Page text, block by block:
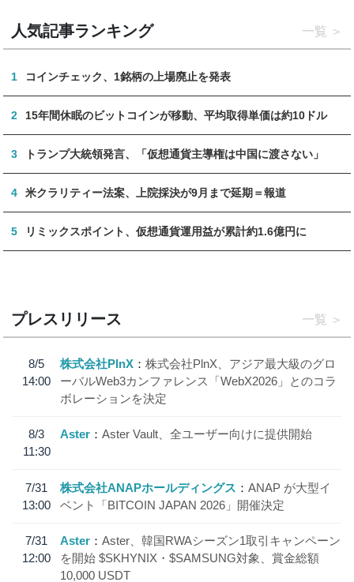
人気記事ランキング 一覧
1 コインチェック、1銘柄の上場廃止を発表
2 15年間休眠のビットコインが移動、平均取得単価は約10ドル
3 トランプ大統領発言、「仮想通貨主導権は中国に渡さない」
4 米クラリティー法案、上院採決が9月まで延期＝報道
5 リミックスポイント、仮想通貨運用益が累計約1.6億円に
プレスリリース 一覧
8/5
14:00
株式会社PlnX
株式会社PlnX、アジア最大級のグロ
ーバルWeb3カンファレンス「WebX2026」とのコラ
ボレーションを決定
8/3
11:30
Aster Aster Vault、全ユーザー向けに提供開始
7/31
13:00
株式会社ANAPホールディングス
ANAP が大型イ
ベント「BITCOIN JAPAN 2026」開催決定
7/31
12:00
Aster
Aster、韓国RWAシーズン1取引キャンペーン
を開始 $SKHYNIX・$SAMSUNG対象、賞金総額
10,000 USDT